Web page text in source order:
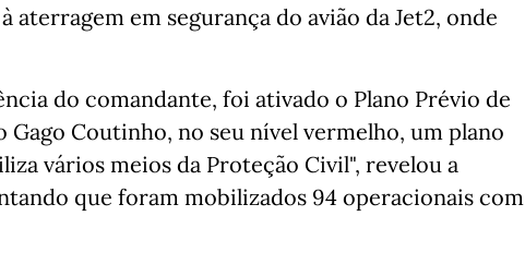
aterragem em segurança do avião da Jet2, onde
do comandante, foi ativado o Plano Prévio de
Coutinho, no seu nível vermelho, um plano
vários meios da Proteção Civil", revelou a
que foram mobilizados 94 operacionais com